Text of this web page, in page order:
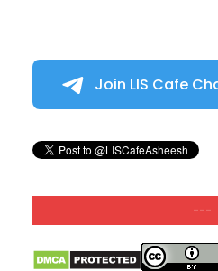
Join LIS Cafe
---